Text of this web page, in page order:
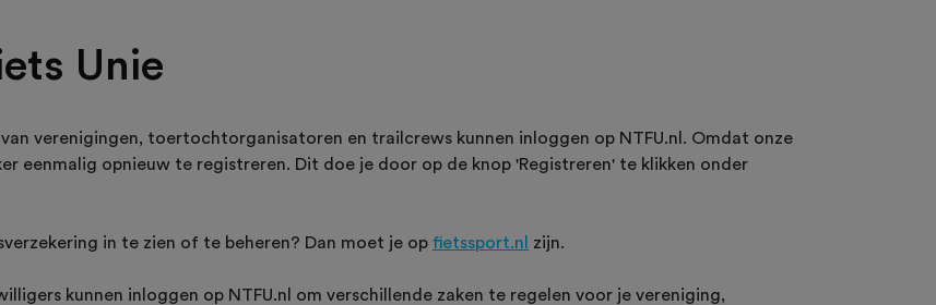
Unie
verenigingen, toertochtorganisatoren en trailcrews kunnen inloggen op NTFU.nl. Omdat onze
eenmalig opnieuw te registreren. Dit doe je door op de knop 'Registreren' te klikken onder
in te zien of te beheren? Dan moet je op fietssport.nl zijn.
kunnen inloggen op NTFU.nl om verschillende zaken te regelen voor je vereniging,